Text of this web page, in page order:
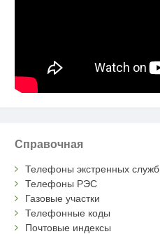
Справочная
Телефоны экстренных служб
Телефоны РЭС
Газовые участки
Телефонные коды
Почтовые индексы